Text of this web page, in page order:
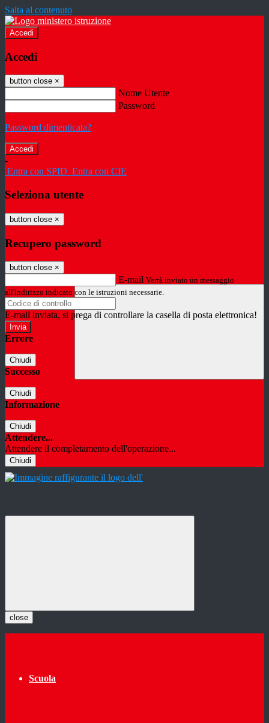
Salta al contenuto
Accedi
Accedi
button close ×
Nome Utente
Password
Password dimenticata?
-
Entra con SPID Entra con CIE
Seleziona utente
button close ×
Recupero password
button close ×
E-mail Verrà inviato un messaggio
all'indirizzo indicato con le istruzioni necessarie.
E-mail inviata, si prega di controllare la casella di posta elettronica!
Errore
Chiudi
Successo
Chiudi
Informazione
Chiudi
Attendere...
Attendere il completamento dell'operazione...
Chiudi
close
Scuola